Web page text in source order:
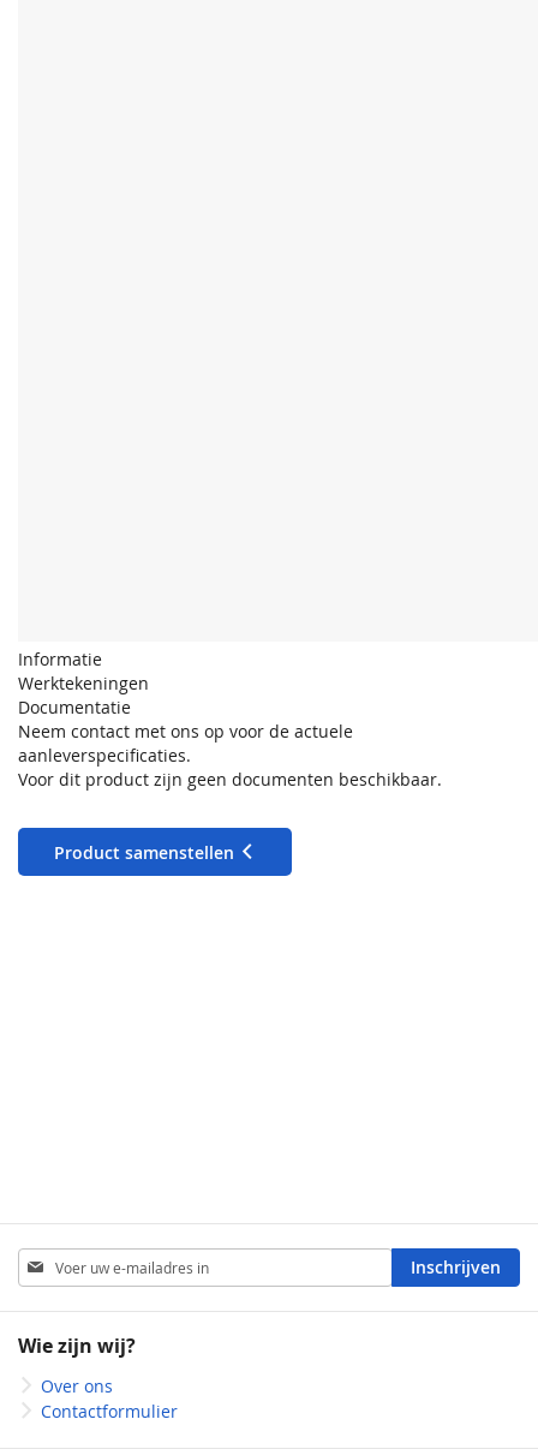
Informatie
Werktekeningen
Documentatie
Neem contact met ons op voor de actuele
aanleverspecificaties.
Voor dit product zijn geen documenten beschikbaar.
Product samenstellen
Abonneer
u
op
nieuwsbrief
Inschrijven
Wie zijn wij?
Over ons
Contactformulier